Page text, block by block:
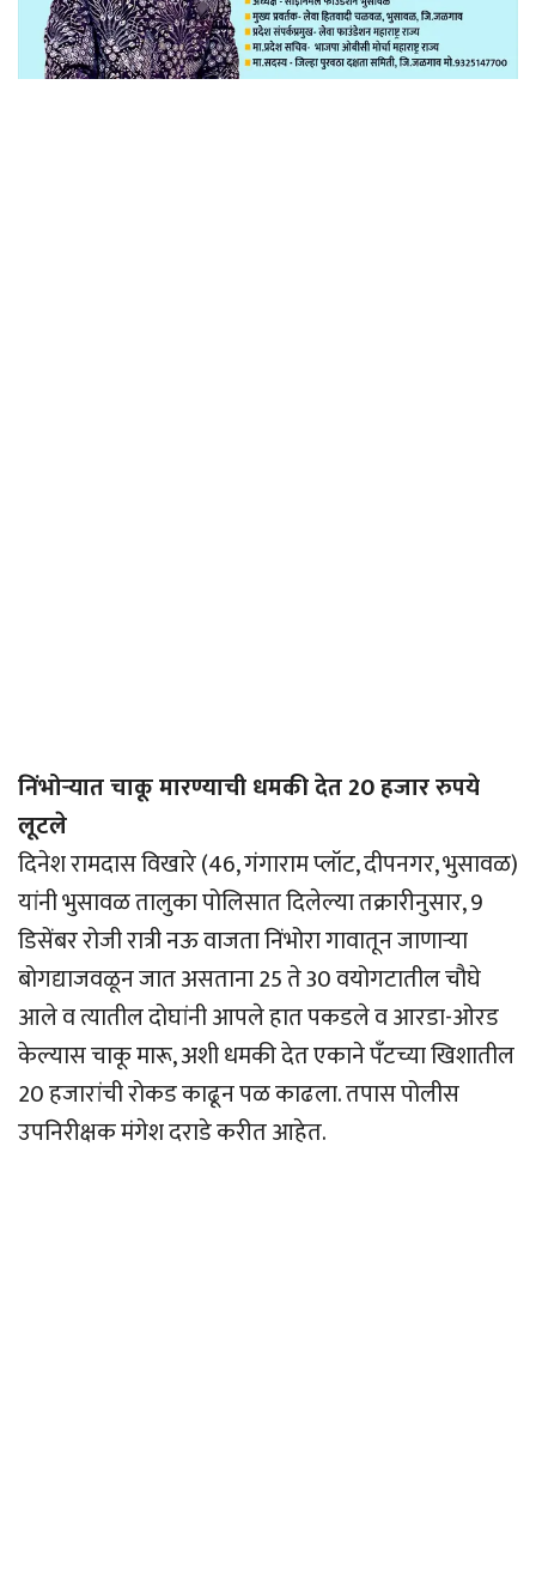
निंभोर्‍यात चाकू मारण्याची धमकी देत 20 हजार रुपये
लूटले
दिनेश रामदास विखारे (46, गंगाराम प्लॉट, दीपनगर, भुसावळ)
यांनी भुसावळ तालुका पोलिसात दिलेल्या तक्रारीनुसार, 9
डिसेंबर रोजी रात्री नऊ वाजता निंभोरा गावातून जाणार्‍या
बोगद्याजवळून जात असताना 25 ते 30 वयोगटातील चौघे
आले व त्यातील दोघांनी आपले हात पकडले व आरडा-ओरड
केल्यास चाकू मारू, अशी धमकी देत एकाने पँटच्या खिशातील
20 हजारांची रोकड काढून पळ काढला. तपास पोलीस
उपनिरीक्षक मंगेश दराडे करीत आहेत.